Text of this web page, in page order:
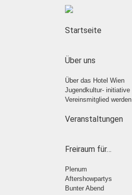
Startseite
Über uns
Über das Hotel Wien
Jugendkultur- initiative
Vereinsmitglied werden
Veranstaltungen
Freiraum für…
Plenum
Aftershowpartys
Bunter Abend